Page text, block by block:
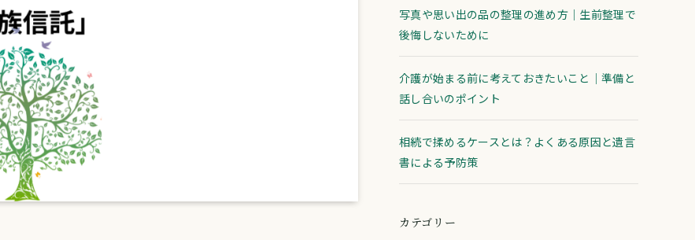
写真や思い出の品の整理の進め方｜生前整理で
後悔しないために
介護が始まる前に考えておきたいこと｜準備と
話し合いのポイント
相続で揉めるケースとは？よくある原因と遺言
書による予防策
カテゴリー